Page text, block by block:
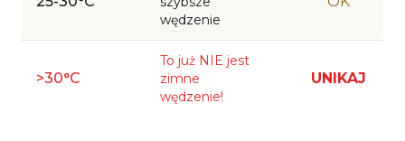
wędzenie
>30°C
To już NIE jest
zimne
wędzenie!
UNIKAJ